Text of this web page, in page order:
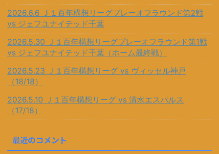
2026.6.6 Ｊ１百年構想リーグプレーオフラウンド第2戦
vs ジェフユナイテッド千葉
2026.5.30 Ｊ１百年構想リーグプレーオフラウンド第1戦
vs ジェフユナイテッド千葉（ホーム最終戦）
2026.5.23 Ｊ１百年構想リーグ vs ヴィッセル神戸
（18/18）
2026.5.10 Ｊ１百年構想リーグ vs 清水エスパルス
（17/18）
最近のコメント